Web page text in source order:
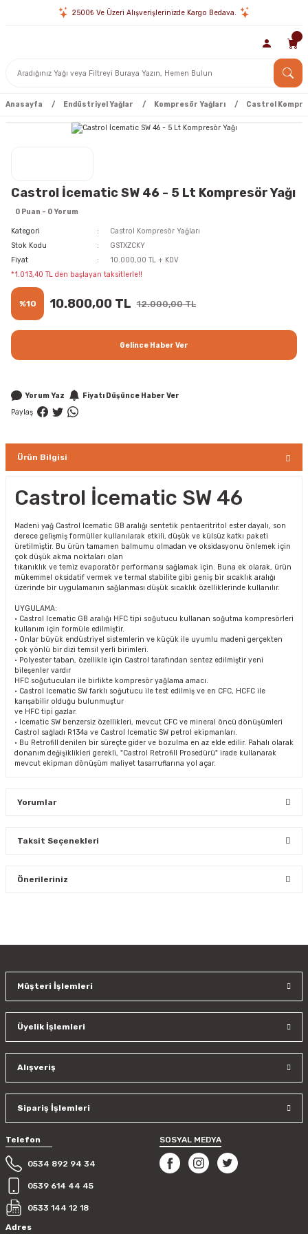
2500₺ Ve Üzeri Alışverişlerinizde Kargo Bedava.
Anasayfa Endüstriyel Yağlar Kompresör Yağları Castrol
Castrol İcematic SW 46 - 5 Lt Kompresör Yağı
0 Puan - 0 Yorum
Kategori
Castrol Kompresör Yağları
Stok Kodu
GSTXZCKY
Fiyat
10.000,00 TL + KDV
*1.013,40 TL den başlayan taksitlerle!!
%10 10.800,00 TL 12.000,00 TL
Gelince Haber Ver
Yorum Yaz
Fiyatı Düşünce Haber Ver
Paylaş
Ürün Bilgisi
Castrol İcematic SW 46
Madeni yağ Castrol Icematic GB aralığı sentetik pentaeritritol ester dayalı, son
derece gelişmiş formüller kullanılarak etkili, düşük ve külsüz katkı paketi
üretilmiştir. Bu ürün tamamen balmumu olmadan ve oksidasyonu önlemek için
çok düşük akma noktaları olan
tıkanıklık ve temiz evaporatör performansı sağlamak için. Buna ek olarak, ürün
mükemmel oksidatif vermek ve termal stabilite gibi geniş bir sıcaklık aralığı
üzerinde bir uygulamanın sağlanması düşük sıcaklık özelliklerinde kullanılır.
UYGULAMA:
• Castrol Icematic GB aralığı HFC tipi soğutucu kullanan soğutma kompresörleri
kullanım için formüle edilmiştir.
• Onlar büyük endüstriyel sistemlerin ve küçük ile uyumlu madeni gerçekten
çok yönlü bir dizi temsil yerli birimleri.
• Polyester taban, özellikle için Castrol tarafından sentez edilmiştir yeni
bileşenler vardır
HFC soğutucuları ile birlikte kompresör yağlama amacı.
• Castrol Icematic SW farklı soğutucu ile test edilmiş ve en CFC, HCFC ile
karışabilir olduğu bulunmuştur
ve HFC tipi gazlar.
• Icematic SW benzersiz özellikleri, mevcut CFC ve mineral öncü dönüşümleri
Castrol sağladı R134a ve Castrol Icematic SW petrol ekipmanları.
• Bu Retrofill denilen bir süreçte gider ve bozulma en az elde edilir. Pahalı olarak
donanım değişiklikleri gerekli, "Castrol Retrofill Prosedürü" irade kullanarak
mevcut ekipman dönüşüm maliyet tasarruflarına yol açar.
Yorumlar
Taksit Seçenekleri
Önerileriniz
Ürün resmi kalitesiz, bozuk veya görüntülenemiyor.
Ürün bilgilerinde hatalar bulunuyor.
Bu ürüne benzer farklı alternatifler olmalı.
Gönder
Müşteri İşlemleri
Üyelik İşlemleri
Alışveriş
Sipariş İşlemleri
Telefon
0534 892 94 34
0539 614 44 45
0533 144 12 18
SOSYAL MEDYA
Adres